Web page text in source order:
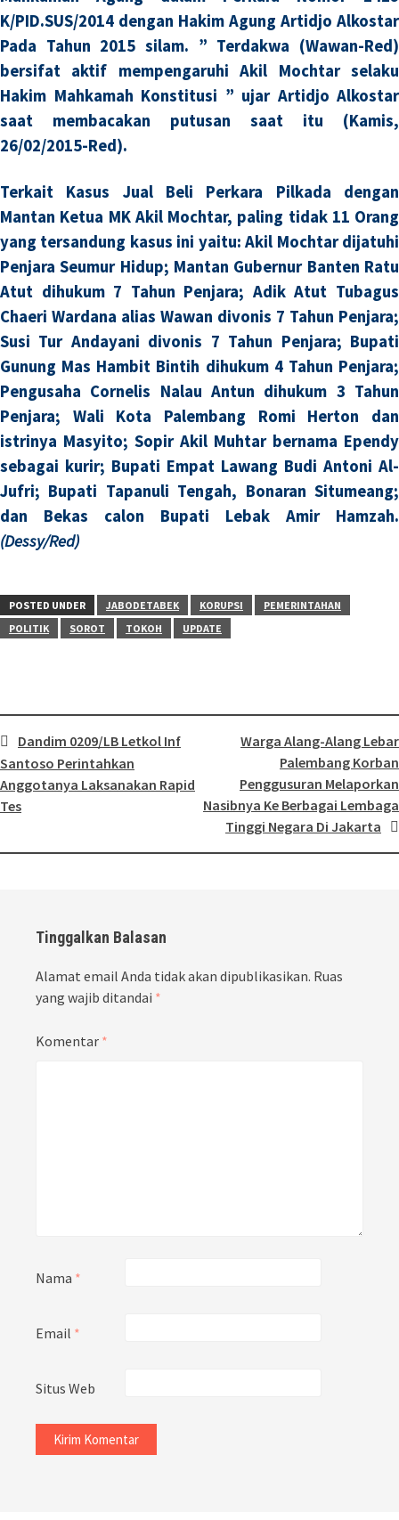
K/PID.SUS/2014 dengan Hakim Agung Artidjo Alkostar
Pada Tahun 2015 silam. ” Terdakwa (Wawan-Red)
bersifat aktif mempengaruhi Akil Mochtar selaku
Hakim Mahkamah Konstitusi ” ujar Artidjo Alkostar
saat membacakan putusan saat itu (Kamis,
26/02/2015-Red).
Terkait Kasus Jual Beli Perkara Pilkada dengan
Mantan Ketua MK Akil Mochtar, paling tidak 11 Orang
yang tersandung kasus ini yaitu: Akil Mochtar dijatuhi
Penjara Seumur Hidup; Mantan Gubernur Banten Ratu
Atut dihukum 7 Tahun Penjara; Adik Atut Tubagus
Chaeri Wardana alias Wawan divonis 7 Tahun Penjara;
Susi Tur Andayani divonis 7 Tahun Penjara; Bupati
Gunung Mas Hambit Bintih dihukum 4 Tahun Penjara;
Pengusaha Cornelis Nalau Antun dihukum 3 Tahun
Penjara; Wali Kota Palembang Romi Herton dan
istrinya Masyito; Sopir Akil Muhtar bernama Ependy
sebagai kurir; Bupati Empat Lawang Budi Antoni Al-
Jufri; Bupati Tapanuli Tengah, Bonaran Situmeang;
dan Bekas calon Bupati Lebak Amir Hamzah.
(Dessy/Red)
POSTED UNDER JABODETABEK KORUPSI
PEMERINTAHAN
POLITIK
SOROT TOKOH UPDATE
Post
navigation
Dandim 0209/LB Letkol Inf
Santoso Perintahkan
Anggotanya Laksanakan Rapid
Tes
Warga Alang-Alang Lebar
Palembang Korban
Penggusuran Melaporkan
Nasibnya Ke Berbagai Lembaga
Tinggi Negara Di Jakarta
Tinggalkan Balasan
Alamat email Anda tidak akan dipublikasikan. Ruas
yang wajib ditandai *
Komentar *
Nama *
Email *
Situs Web